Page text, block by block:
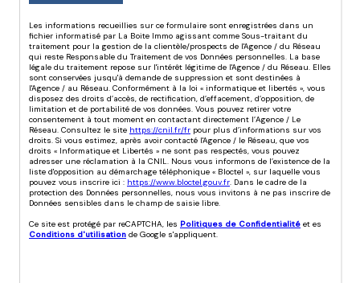
Les informations recueillies sur ce formulaire sont enregistrées dans un
fichier informatisé par La Boite Immo agissant comme Sous-traitant du
traitement pour la gestion de la clientèle/prospects de l'Agence / du Réseau
qui reste Responsable du Traitement de vos Données personnelles. La base
légale du traitement repose sur l'intérêt légitime de l'Agence / du Réseau. Elles
sont conservées jusqu'à demande de suppression et sont destinées à
l'Agence / au Réseau. Conformément à la loi « informatique et libertés », vous
disposez des droits d’accès, de rectification, d’effacement, d’opposition, de
limitation et de portabilité de vos données. Vous pouvez retirer votre
consentement à tout moment en contactant directement l’Agence / Le
Réseau. Consultez le site https://cnil.fr/fr pour plus d’informations sur vos
droits. Si vous estimez, après avoir contacté l'Agence / le Réseau, que vos
droits « Informatique et Libertés » ne sont pas respectés, vous pouvez
adresser une réclamation à la CNIL. Nous vous informons de l’existence de la
liste d'opposition au démarchage téléphonique « Bloctel », sur laquelle vous
pouvez vous inscrire ici : https://www.bloctel.gouv.fr. Dans le cadre de la
protection des Données personnelles, nous vous invitons à ne pas inscrire de
Données sensibles dans le champ de saisie libre.
Ce site est protégé par reCAPTCHA, les Politiques de Confidentialité et es
Conditions d'utilisation de Google s'appliquent.